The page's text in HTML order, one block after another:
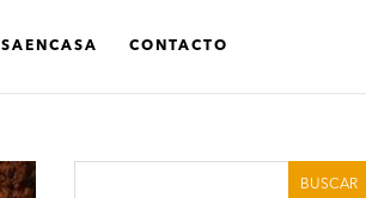
CONTACTO